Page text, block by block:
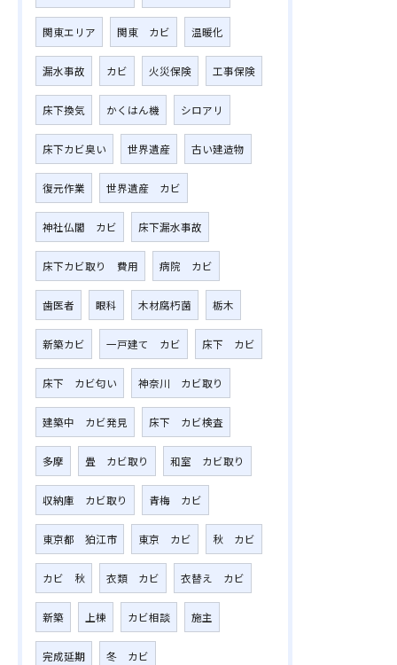
関東エリア 関東 カビ 温暖化
漏水事故 カビ 火災保険 工事保険
床下換気 かくはん機 シロアリ
床下カビ臭い 世界遺産 古い建造物
復元作業 世界遺産 カビ
神社仏閣 カビ 床下漏水事故
床下カビ取り 費用 病院 カビ
歯医者 眼科 木材腐朽菌 栃木
新築カビ 一戸建て カビ 床下 カビ
床下 カビ匂い 神奈川 カビ取り
建築中 カビ発見 床下 カビ検査
多摩 畳 カビ取り 和室 カビ取り
収納庫 カビ取り 青梅 カビ
東京都 狛江市 東京 カビ 秋 カビ
カビ 秋 衣類 カビ 衣替え カビ
新築 上棟 カビ相談 施主
完成延期 冬 カビ